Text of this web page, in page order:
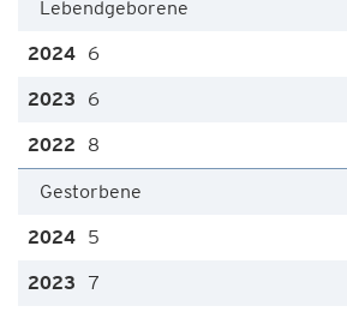
Lebendgeborene
6
6
8
Gestorbene
5
7